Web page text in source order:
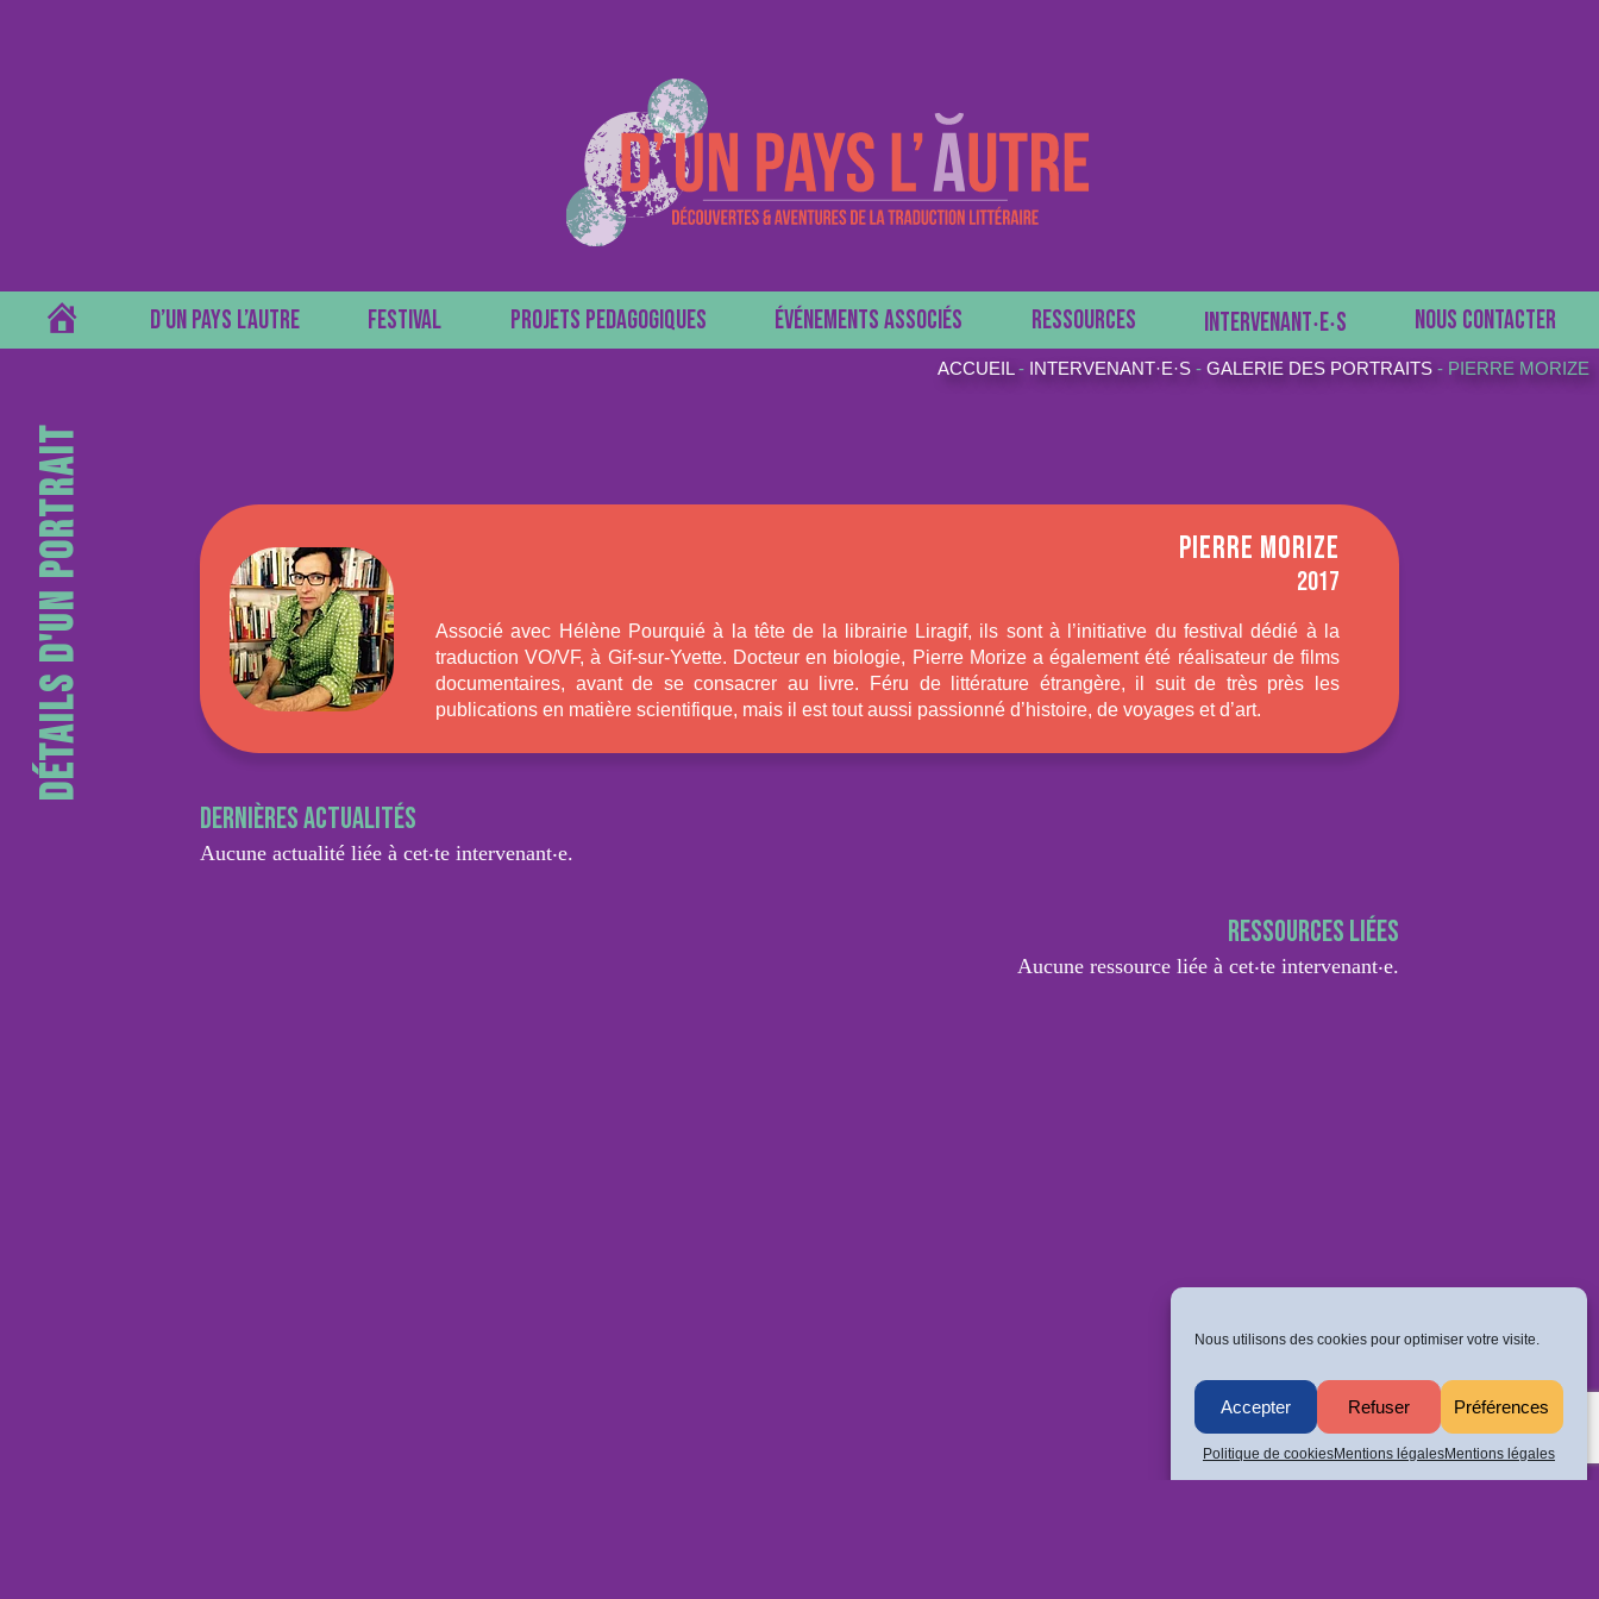
Nous utilisons des cookies pour optimiser votre visite.
Accepter Refuser Préférences
Politique de cookiesMentions légalesMentions légales
D’UN PAYS L’AUTRE FESTIVAL PROJETS PEDAGOGIQUES ÉVÉNEMENTS ASSOCIÉS RESSOURCES INTERVENANT‧E‧S NOUS CONTACTER
ACCUEIL- INTERVENANT·E·S - GALERIE DES PORTRAITS - PIERRE MORIZE
Détails d'un portrait PIERRE MORIZE
2017
Associé avec Hélène Pourquié à la tête de la librairie Liragif, ils sont à l’initiative du festival dédié à la
traduction VO/VF, à Gif-sur-Yvette. Docteur en biologie, Pierre Morize a également été réalisateur de films
documentaires, avant de se consacrer au livre. Féru de littérature étrangère, il suit de très près les
publications en matière scientifique, mais il est tout aussi passionné d’histoire, de voyages et d’art.
Dernières actualités
Aucune actualité liée à cet‧te intervenant‧e.
Ressources liées
Aucune ressource liée à cet‧te intervenant‧e.